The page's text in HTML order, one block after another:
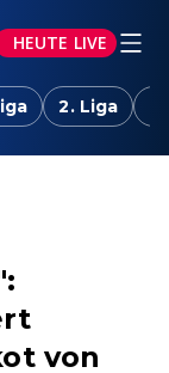
HEUTE LIVE
2. Liga
von